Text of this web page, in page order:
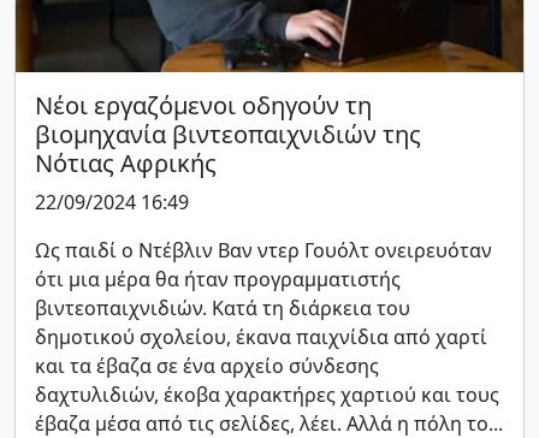
Νέοι εργαζόμενοι οδηγούν τη
βιομηχανία βιντεοπαιχνιδιών της
Νότιας Αφρικής
22/09/2024 16:49
Ως παιδί ο Ντέβλιν Βαν ντερ Γουόλτ ονειρευόταν
ότι μια μέρα θα ήταν προγραμματιστής
βιντεοπαιχνιδιών. Κατά τη διάρκεια του
δημοτικού σχολείου, έκανα παιχνίδια από χαρτί
και τα έβαζα σε ένα αρχείο σύνδεσης
δαχτυλιδιών, έκοβα χαρακτήρες χαρτιού και τους
έβαζα μέσα από τις σελίδες, λέει. Αλλά η πόλη το...